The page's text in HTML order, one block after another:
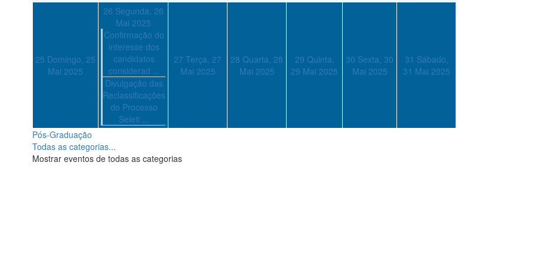
25 Domingo, 25
Mai 2025
26 Segunda, 26
Mai 2025
Confirmação do
interesse dos
candidatos
considerad ...
Divulgação das
Reclassificações
do Processo
Seleti ...
27 Terça, 27
Mai 2025
28 Quarta, 28
Mai 2025
29 Quinta,
29 Mai 2025
30 Sexta, 30
Mai 2025
31 Sábado,
31 Mai 2025
Pós-Graduação
Todas as categorias...
Mostrar eventos de todas as categorias